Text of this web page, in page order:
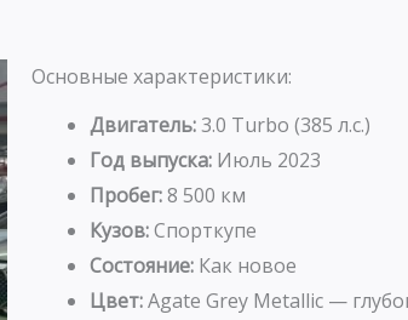
Основные характеристики:
Двигатель:3.0 Turbo (385 л.с.)
Год выпуска: Июль 2023
Пробег:8 500 км
Кузов:Спорткупе
Состояние: Как новое
Цвет:Agate Grey Metallic —